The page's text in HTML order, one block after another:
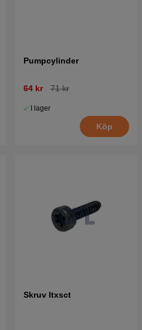
Pumpcylinder
64 kr 71 kr
I lager
Köp
Skruv Itxsct